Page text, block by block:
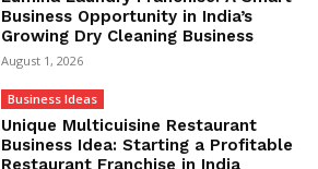
Business Opportunity in India’s
Growing Dry Cleaning Business
August 1, 2026
Business Ideas
Unique Multicuisine Restaurant
Business Idea: Starting a Profitable
Restaurant Franchise in India